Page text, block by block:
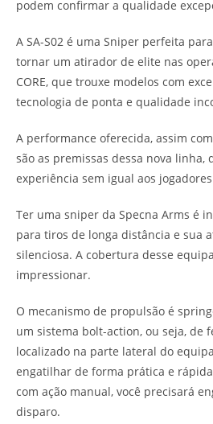
podem confirmar a qualidade
A SA-S02 é uma Sniper perfeita
tornar um atirador de elite nas
CORE, que trouxe modelos com
tecnologia de ponta e qualidade
A performance oferecida, assim
são as premissas dessa nova linha,
experiência sem igual aos
Ter uma sniper da Specna Arms é
para tiros de longa distância e sua
silenciosa. A cobertura desse
impressionar.
O mecanismo de propulsão é
um sistema bolt-action, ou seja, de
localizado na parte lateral do
engatilhar de forma prática e
com ação manual, você precisará
disparo.